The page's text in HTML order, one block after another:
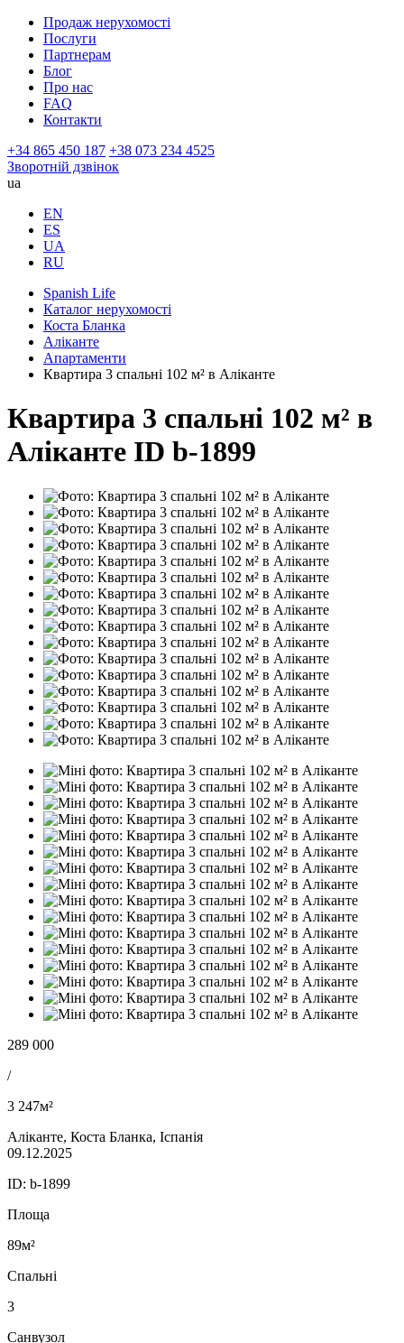
Продаж нерухомості
Послуги
Партнерам
Блог
Про нас
FAQ
Контакти
+34 865 450 187 +38 073 234 4525
Зворотній дзвінок
ua
EN
ES
UA
RU
Spanish Life
Каталог нерухомості
Коста Бланка
Аліканте
Апартаменти
Квартира 3 спальні 102 м² в Аліканте
Квартира 3 спальні 102 м² в
Аліканте ID b-1899
289 000
/
3 247м²
Аліканте, Коста Бланка, Іспанія
09.12.2025
ID: b-1899
Площа
89м²
Спальні
3
Санвузол